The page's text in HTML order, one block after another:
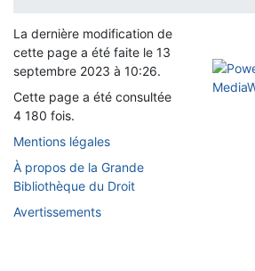
La dernière modification de
cette page a été faite le 13
septembre 2023 à 10:26.
Cette page a été consultée
4 180 fois.
Mentions légales
À propos de la Grande
Bibliothèque du Droit
Avertissements